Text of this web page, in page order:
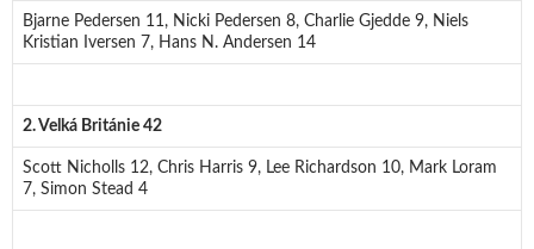
Bjarne Pedersen 11, Nicki Pedersen 8, Charlie Gjedde 9, Niels
Kristian Iversen 7, Hans N. Andersen 14
2. Velká Británie 42
Scott Nicholls 12, Chris Harris 9, Lee Richardson 10, Mark Loram
7, Simon Stead 4